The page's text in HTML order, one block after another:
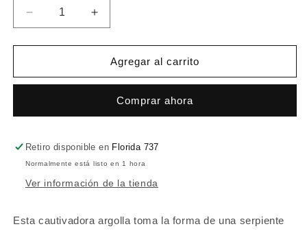
Reducir
cantidad
para
Esencia
Aumentar
cantidad
para
Aro
Esencia
Agregar al carrito
Comprar ahora
Retiro disponible en Florida 737
Normalmente está listo en 1 hora
Ver información de la tienda
Esta cautivadora argolla toma la forma de una serpiente